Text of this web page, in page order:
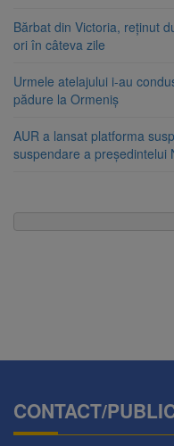
Bărbat din Victoria, reținut
ori în câteva zile
Urmele atelajului i-au
pădure la Ormeniș
AUR a lansat platforma
suspendare a președintelui
CONTACT/